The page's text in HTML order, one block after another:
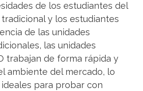
de los estudiantes del
y los estudiantes
de las unidades
las unidades
trabajan de forma rápida y
ambiente del mercado, lo
para probar con